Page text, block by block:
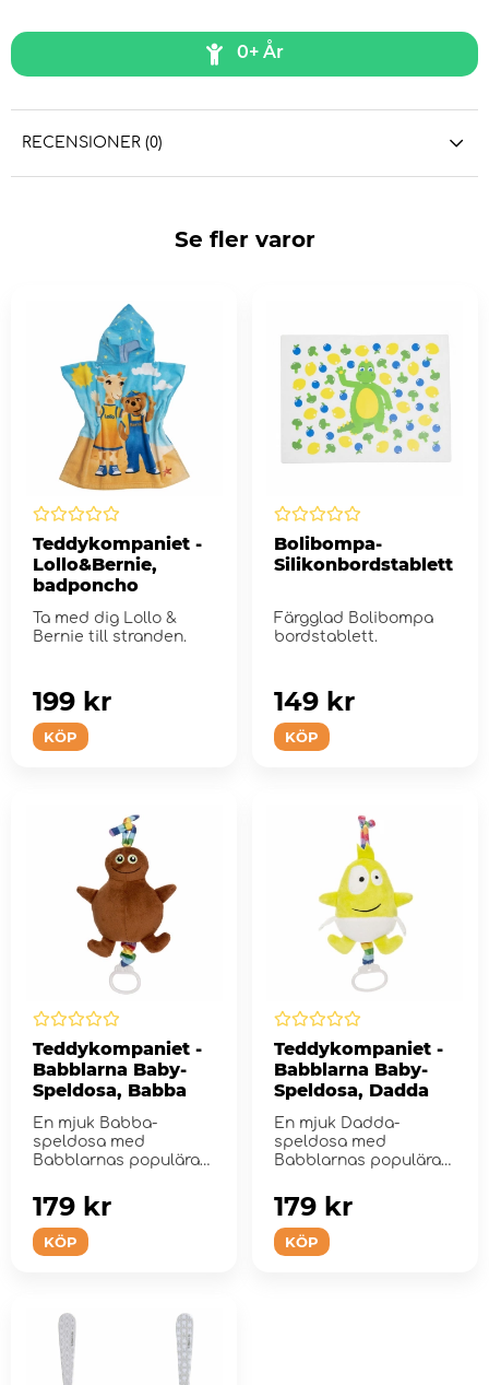
0+ År
RECENSIONER (0)
Se fler varor
Teddykompaniet -
Lollo&Bernie,
badponcho
Ta med dig Lollo &
Bernie till stranden.
KÖP
199 kr
Bolibompa-
Silikonbordstablett
Färgglad Bolibompa
bordstablett.
KÖP
149 kr
Teddykompaniet -
Babblarna Baby-
Speldosa, Babba
En mjuk Babba-
speldosa med
Babblarnas populära
KÖP
179 kr
Teddykompaniet -
Babblarna Baby-
Speldosa, Dadda
En mjuk Dadda-
speldosa med
Babblarnas populära
KÖP
179 kr